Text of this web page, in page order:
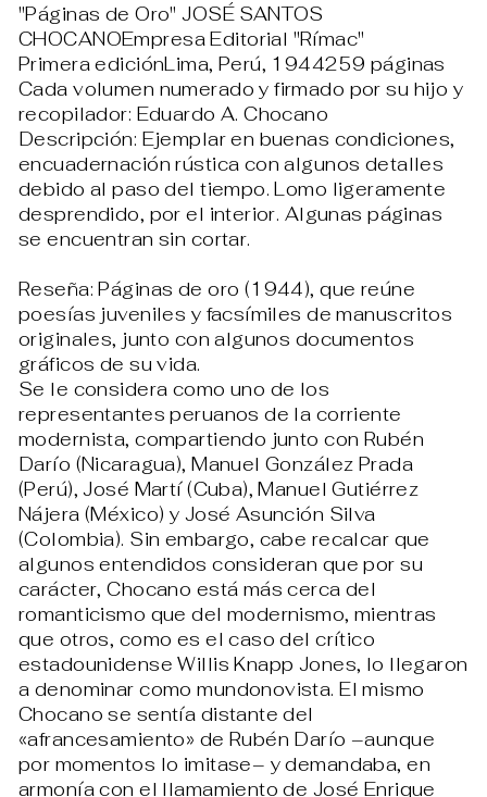
"Páginas de Oro" JOSÉ SANTOS
CHOCANOEmpresa Editorial "Rímac"
Primera ediciónLima, Perú, 1944259 páginas
Cada volumen numerado y firmado por su hijo y
recopilador: Eduardo A. Chocano
Descripción: Ejemplar en buenas condiciones,
encuadernación rústica con algunos detalles
debido al paso del tiempo. Lomo ligeramente
desprendido, por el interior. Algunas páginas
se encuentran sin cortar.
Reseña: Páginas de oro (1944), que reúne
poesías juveniles y facsímiles de manuscritos
originales, junto con algunos documentos
gráficos de su vida.
Se le considera como uno de los
representantes peruanos de la corriente
modernista, compartiendo junto con Rubén
Darío (Nicaragua), Manuel González Prada
(Perú), José Martí (Cuba), Manuel Gutiérrez
Nájera (México) y José Asunción Silva
(Colombia). Sin embargo, cabe recalcar que
algunos entendidos consideran que por su
carácter, Chocano está más cerca del
romanticismo que del modernismo, mientras
que otros, como es el caso del crítico
estadounidense Willis Knapp Jones, lo llegaron
a denominar como mundonovista. El mismo
Chocano se sentía distante del
«afrancesamiento» de Rubén Darío –aunque
por momentos lo imitase– y demandaba, en
armonía con el llamamiento de José Enrique